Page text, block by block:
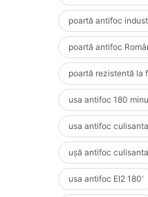
poartă antifoc
poartă antifoc
poartă rezistentă la
usa antifoc 180
usa antifoc culisanta
ușă antifoc
usa antifoc EI2 180'